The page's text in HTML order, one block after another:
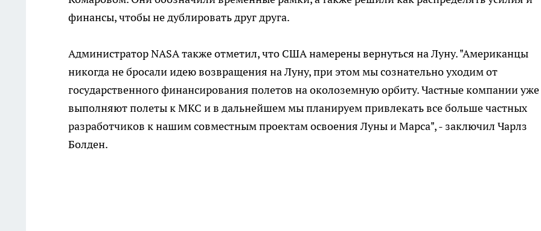
финансы, чтобы не дублировать друг друга.
Администратор NASA также отметил, что США намерены вернуться на Луну. "Американцы
никогда не бросали идею возвращения на Луну, при этом мы сознательно уходим от
государственного финансирования полетов на околоземную орбиту. Частные компании уже
выполняют полеты к МКС и в дальнейшем мы планируем привлекать все больше частных
разработчиков к нашим совместным проектам освоения Луны и Марса", - заключил Чарлз
Болден.